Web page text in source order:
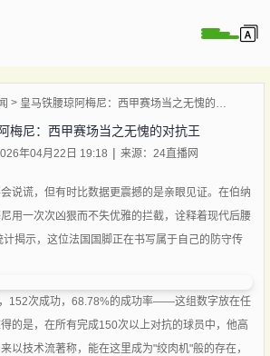
皇马铁腰琼阿梅尼：西甲赛场当之无愧的对抗王
梅尼：西甲赛场当之无愧的对抗王
年04月22日 19:18 来源：24直播网
谎，但有时比数据更震撼的是亲眼见证。在伯纳
用一次次凶狠而不失优雅的拦截，诠释着现代后腰
揭示，这位法国国脚正在书写属于自己的防守传
次成功，68.78%的成功率——这组数字放在任
的是，在所有完成150次以上对抗的球员中，他高
以技术流著称，能在这里成为"绞肉机"般的存在，